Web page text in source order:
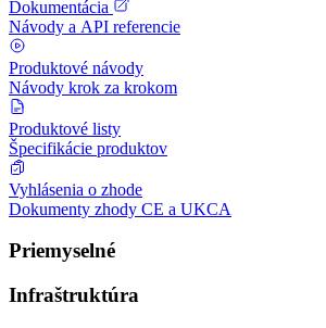
Dokumentácia
Návody a API referencie
Produktové návody
Návody krok za krokom
Produktové listy
Špecifikácie produktov
Vyhlásenia o zhode
Dokumenty zhody CE a UKCA
Priemyselné
Infraštruktúra